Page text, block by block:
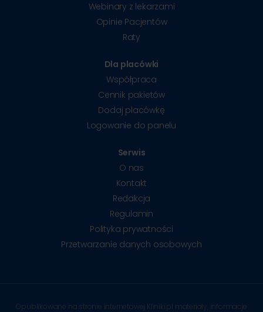
Webinary z lekarzami
Opinie Pacjentów
Raty
Dla placówki
Współpraca
Cennik pakietów
Dodaj placówkę
Logowanie do panelu
Serwis
O nas
Kontakt
Redakcja
Regulamin
Polityka prywatności
Przetwarzanie danych osobowych
Opublikowane na stronie internetowej Kliniki.pl materiały, informacje